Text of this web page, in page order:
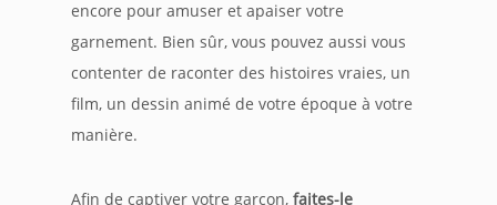
encore pour amuser et apaiser votre
garnement. Bien sûr, vous pouvez aussi vous
contenter de raconter des histoires vraies, un
film, un dessin animé de votre époque à votre
manière.
Afin de captiver votre garçon, faites-le